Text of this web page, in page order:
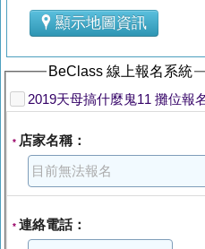
顯示地圖資訊
BeClass 線上報名系統
2019天母搞什麼鬼11
* 店家名稱：
* 連絡電話：